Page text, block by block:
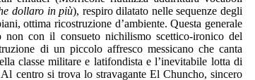
dollaro in più), respiro dilatato nelle sequenze degli
ottima ricostruzione d’ambiente. Questa generale
con il consueto nichilismo scettico-ironico del
di un piccolo affresco messicano che canta
classe militare e latifondista e l’inevitabile lotta di
centro si trova lo stravagante El Chuncho, sincero